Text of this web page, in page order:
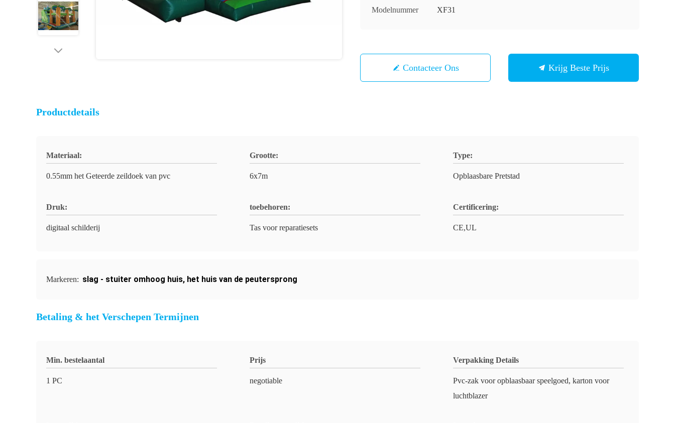
Modelnummer XF31
Contacteer Ons Krijg Beste Prijs
Productdetails
Materiaal:
0.55mm het Geteerde zeildoek van pvc
Grootte:
6x7m
Type:
Opblaasbare Pretstad
Druk:
digitaal schilderij
toebehoren:
Tas voor reparatiesets
Certificering:
CE,UL
Markeren: slag - stuiter omhoog huis, het huis van de peutersprong
Betaling & het Verschepen Termijnen
Min. bestelaantal
1 PC
Prijs
negotiable
Verpakking Details
Pvc-zak voor opblaasbaar speelgoed, karton voor
luchtblazer